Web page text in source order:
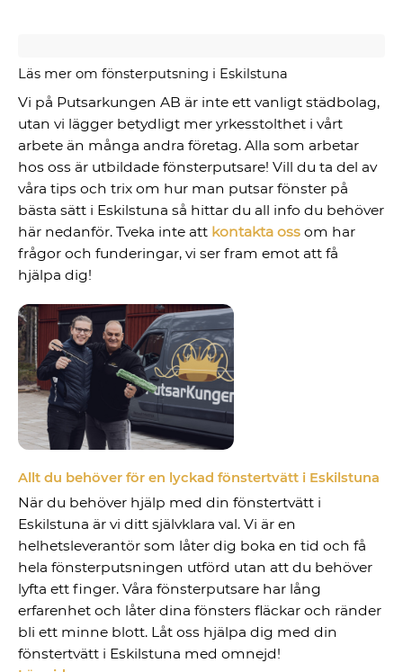
Läs mer om fönsterputsning i Eskilstuna
Vi på Putsarkungen AB är inte ett vanligt städbolag,
utan vi lägger betydligt mer yrkesstolthet i vårt
arbete än många andra företag. Alla som arbetar
hos oss är utbildade fönsterputsare! Vill du ta del av
våra tips och trix om hur man putsar fönster på
bästa sätt i Eskilstuna så hittar du all info du behöver
här nedanför. Tveka inte att kontakta oss om har
frågor och funderingar, vi ser fram emot att få
hjälpa dig!
Allt du behöver för en lyckad fönstertvätt i Eskilstuna
När du behöver hjälp med din fönstertvätt i
Eskilstuna är vi ditt självklara val. Vi är en
helhetsleverantör som låter dig boka en tid och få
hela fönsterputsningen utförd utan att du behöver
lyfta ett finger. Våra fönsterputsare har lång
erfarenhet och låter dina fönsters fläckar och ränder
bli ett minne blott. Låt oss hjälpa dig med din
fönstertvätt i Eskilstuna med omnejd!